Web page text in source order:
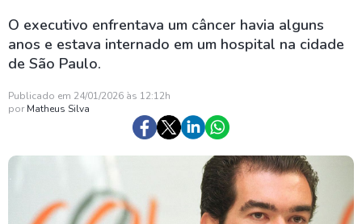
O executivo enfrentava um câncer havia alguns
anos e estava internado em um hospital na cidade
de São Paulo.
Publicado em 24/01/2026 às 12:12h
por Matheus Silva